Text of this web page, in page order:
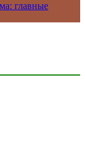
главные